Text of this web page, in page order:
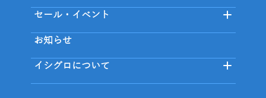
セール・イベント
お知らせ
イシグロについて